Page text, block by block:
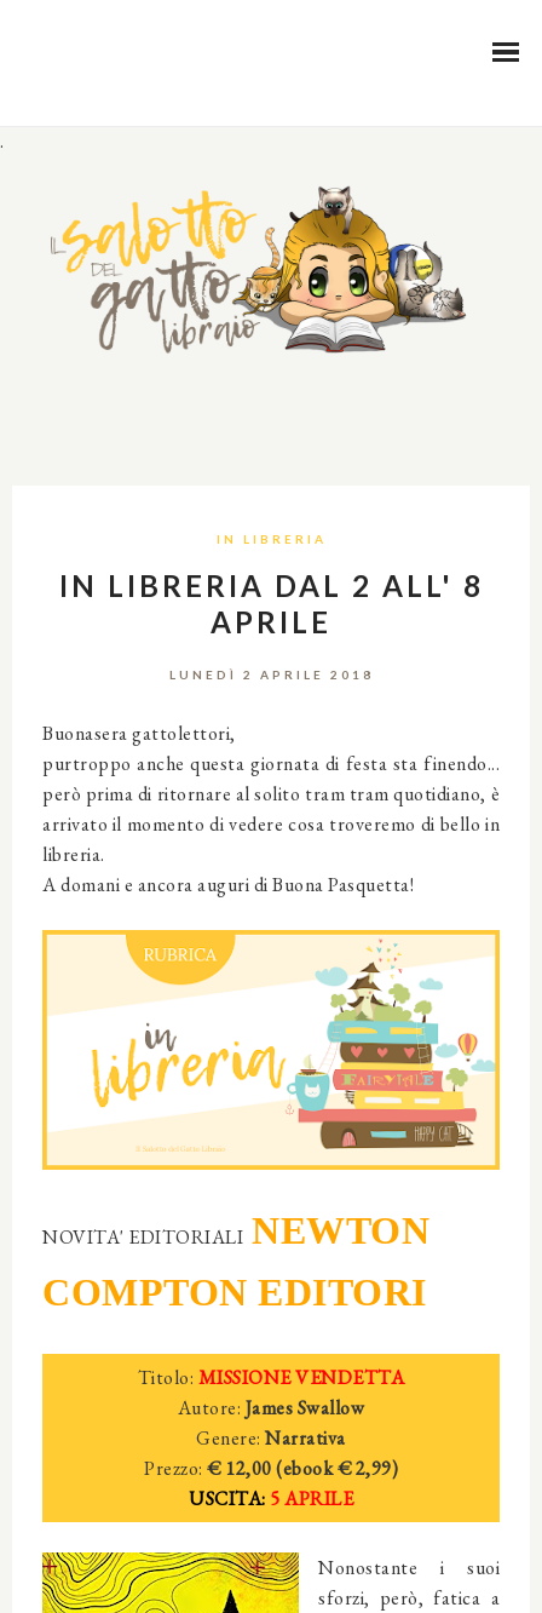
.
IN LIBRERIA
IN LIBRERIA DAL 2 ALL' 8
APRILE
LUNEDÌ 2 APRILE 2018
Buonasera gattolettori,
purtroppo anche questa giornata di festa sta finendo...
però prima di ritornare al solito tram tram quotidiano, è
arrivato il momento di vedere cosa troveremo di bello in
libreria.
A domani e ancora auguri di Buona Pasquetta!
NOVITA' EDITORIALI NEWTON
COMPTON EDITORI
Titolo: MISSIONE VENDETTA
Autore: James Swallow
Genere:Narrativa
Prezzo: € 12,00 (ebook€ 2,99)
USCITA: 5 APRILE
Nonostante i suoi
sforzi, però, fatica a